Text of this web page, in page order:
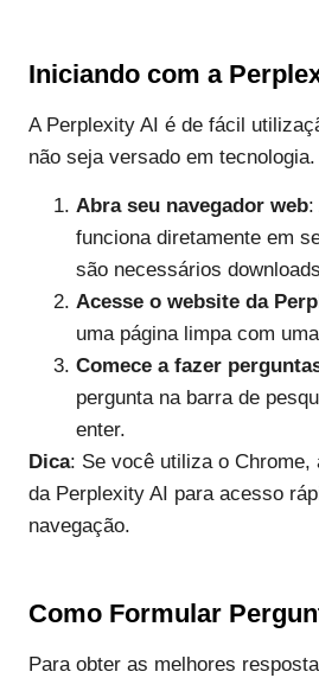
Iniciando com a
A Perplexity AI é de fácil
não seja versado em
Abra seu navegador web:
funciona diretamente em
são necessários
Acesse o website da
uma página limpa com
Comece a fazer
pergunta na barra de
enter.
Dica: Se você utiliza o Chrome,
da Perplexity AI para acesso
navegação.
Como Formular
Para obter as melhores